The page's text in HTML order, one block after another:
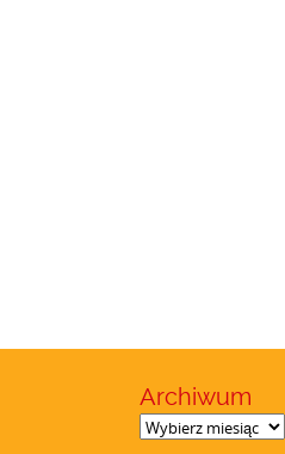
Archiwum
Archiwum